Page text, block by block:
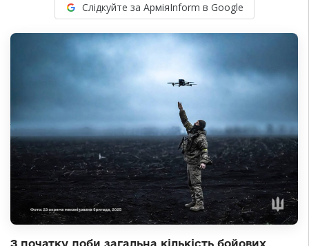
Слідкуйте за АрміяInform в Google
З початку доби загальна кількість бойових